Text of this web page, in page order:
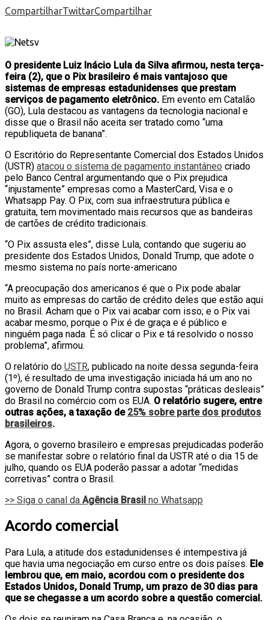
CompartilharTwittarCompartilhar
O presidente Luiz Inácio Lula da Silva afirmou, nesta terça-
feira (2), que o Pix brasileiro é mais vantajoso que
sistemas de empresas estadunidenses que prestam
serviços de pagamento eletrônico. Em evento em Catalão
(GO), Lula destacou as vantagens da tecnologia nacional e
disse que o Brasil não aceita ser tratado como “uma
republiqueta de banana”.
O Escritório do Representante Comercial dos Estados Unidos
(USTR) atacou o sistema de pagamento instantâneo criado
pelo Banco Central argumentando que o Pix prejudica
“injustamente” empresas como a MasterCard, Visa e o
Whatsapp Pay. O Pix, com sua infraestrutura pública e
gratuita, tem movimentado mais recursos que as bandeiras
de cartões de crédito tradicionais.
“O Pix assusta eles”, disse Lula, contando que sugeriu ao
presidente dos Estados Unidos, Donald Trump, que adote o
mesmo sistema no país norte-americano
“A preocupação dos americanos é que o Pix pode abalar
muito as empresas do cartão de crédito deles que estão aqui
no Brasil. Acham que o Pix vai acabar com isso; e o Pix vai
acabar mesmo, porque o Pix é de graça e é público e
ninguém paga nada. É só clicar o Pix e tá resolvido o nosso
problema”, afirmou.
O relatório do USTR, publicado na noite dessa segunda-feira
(1º), é resultado de uma investigação iniciada há um ano no
governo de Donald Trump contra supostas “práticas desleais”
do Brasil no comércio com os EUA. O relatório sugere, entre
outras ações, a taxação de 25% sobre parte dos produtos
brasileiros.
Agora, o governo brasileiro e empresas prejudicadas poderão
se manifestar sobre o relatório final da USTR até o dia 15 de
julho, quando os EUA poderão passar a adotar “medidas
corretivas” contra o Brasil.
>> Siga o canal da Agência Brasil no Whatsapp
Acordo comercial
Para Lula, a atitude dos estadunidenses é intempestiva já
que havia uma negociação em curso entre os dois países. Ele
lembrou que, em maio, acordou com o presidente dos
Estados Unidos, Donald Trump, um prazo de 30 dias para
que se chegasse a um acordo sobre a questão comercial.